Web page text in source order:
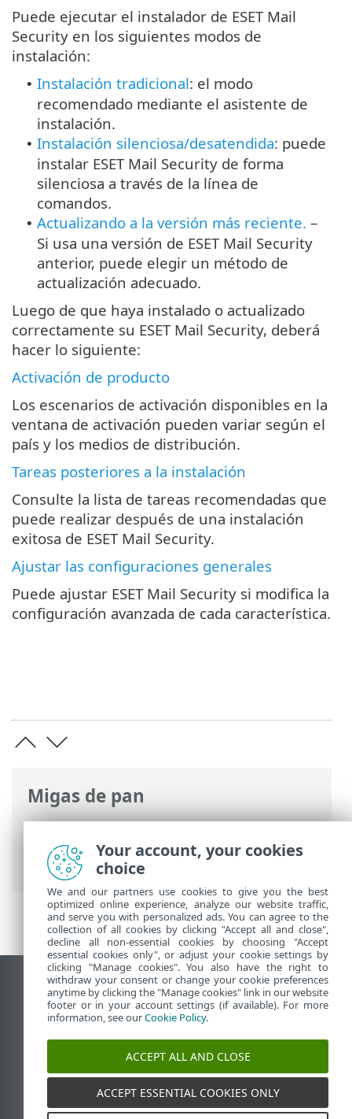
Migas de pan
Ayuda en línea de ESET>ESET Mail
Security >Instalar / Actualizar>
Preparación para la instalación
Puede ejecutar el instalador de ESET Mail
Security en los siguientes modos de
instalación:
• Instalación tradicional: el modo
recomendado mediante el asistente de
instalación.
• Instalación silenciosa/desatendida: puede
instalar ESET Mail Security de forma
silenciosa a través de la línea de
comandos.
• Actualizando a la versión más reciente. –
Si usa una versión de ESET Mail Security
anterior, puede elegir un método de
actualización adecuado.
Luego de que haya instalado o actualizado
correctamente su ESET Mail Security, deberá
hacer lo siguiente:
Activación de producto
Los escenarios de activación disponibles en la
ventana de activación pueden variar según el
país y los medios de distribución.
Tareas posteriores a la instalación
Consulte la lista de tareas recomendadas que
puede realizar después de una instalación
exitosa de ESET Mail Security.
Ajustar las configuraciones generales
Puede ajustar ESET Mail Security si modifica la
configuración avanzada de cada característica.
Ver sitio del escritorio
End of Life
Base de conocimiento de ESET
Foro de ESET
ESET Status Portal
Soporte regional
Your account, your cookies
choice
We and our partners use cookies to give you the best
optimized online experience, analyze our website traffic,
and serve you with personalized ads. You can agree to the
collection of all cookies by clicking "Accept all and close",
decline all non-essential cookies by choosing "Accept
essential cookies only", or adjust your cookie settings by
clicking "Manage cookies". You also have the right to
withdraw your consent or change your cookie preferences
anytime by clicking the "Manage cookies" link in our website
footer or in your account settings (if available). For more
information, see ourCookie Policy.
ACCEPT ALL AND CLOSE
ACCEPT ESSENTIAL COOKIES ONLY